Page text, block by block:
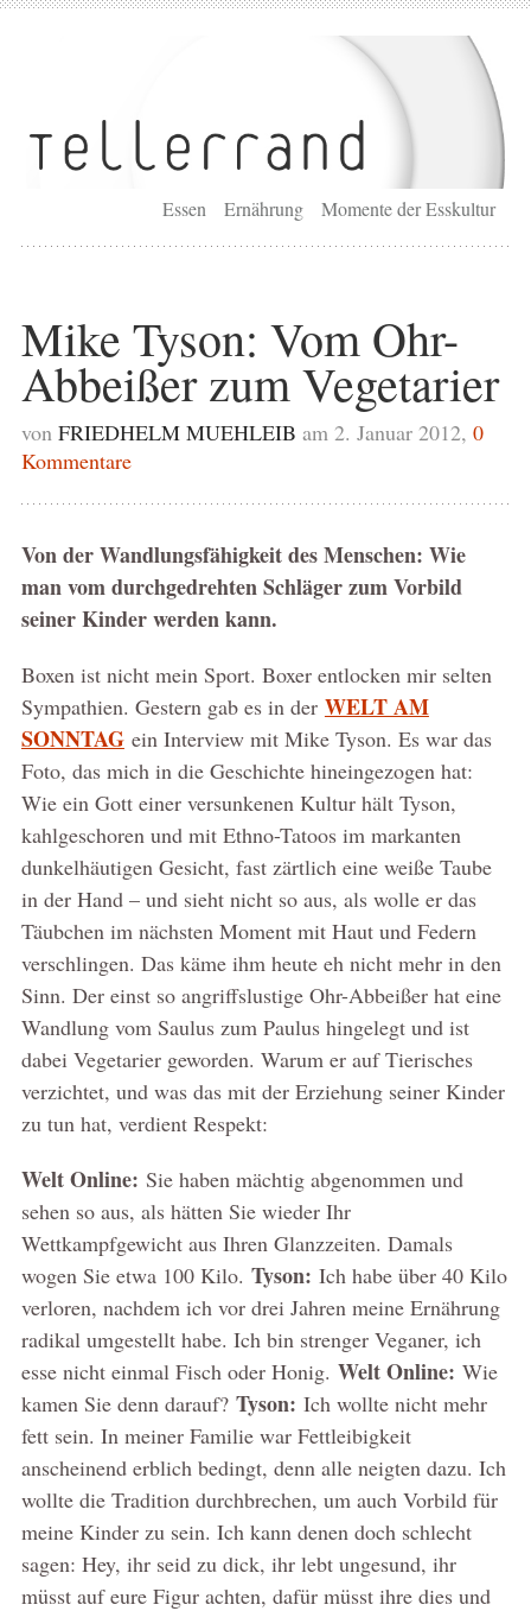
Essen Ernährung Momente der Esskultur
Mike Tyson: Vom Ohr-
Abbeißer zum Vegetarier
von FRIEDHELM MUEHLEIB am 2. Januar 2012, 0
Kommentare
Von der Wandlungsfähigkeit des Menschen: Wie
man vom durchgedrehten Schläger zum Vorbild
seiner Kinder werden kann.
Boxen ist nicht mein Sport. Boxer entlocken mir selten
Sympathien. Gestern gab es in der WELT AM
SONNTAGein Interview mit Mike Tyson. Es war das
Foto, das mich in die Geschichte hineingezogen hat:
Wie ein Gott einer versunkenen Kultur hält Tyson,
kahlgeschoren und mit Ethno-Tatoos im markanten
dunkelhäutigen Gesicht, fast zärtlich eine weiße Taube
in der Hand – und sieht nicht so aus, als wolle er das
Täubchen im nächsten Moment mit Haut und Federn
verschlingen. Das käme ihm heute eh nicht mehr in den
Sinn. Der einst so angriffslustige Ohr-Abbeißer hat eine
Wandlung vom Saulus zum Paulus hingelegt und ist
dabei Vegetarier geworden. Warum er auf Tierisches
verzichtet, und was das mit der Erziehung seiner Kinder
zu tun hat, verdient Respekt:
Welt Online: Sie haben mächtig abgenommen und
sehen so aus, als hätten Sie wieder Ihr
Wettkampfgewicht aus Ihren Glanzzeiten. Damals
wogen Sie etwa 100 Kilo. Tyson: Ich habe über 40 Kilo
verloren, nachdem ich vor drei Jahren meine Ernährung
radikal umgestellt habe. Ich bin strenger Veganer, ich
esse nicht einmal Fisch oder Honig. Welt Online: Wie
kamen Sie denn darauf? Tyson: Ich wollte nicht mehr
fett sein. In meiner Familie war Fettleibigkeit
anscheinend erblich bedingt, denn alle neigten dazu. Ich
wollte die Tradition durchbrechen, um auch Vorbild für
meine Kinder zu sein. Ich kann denen doch schlecht
sagen: Hey, ihr seid zu dick, ihr lebt ungesund, ihr
müsst auf eure Figur achten, dafür müsst ihre dies und